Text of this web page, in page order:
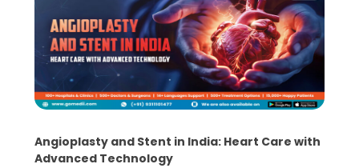
Angioplasty and Stent in India: Heart Care with
Advanced Technology